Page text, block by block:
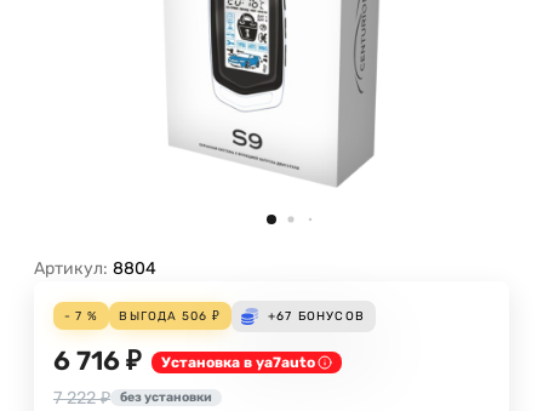
Артикул: 8804
- 7 % ВЫГОДА 506 ₽ +67 БОНУСОВ
6 716 ₽ Установка в ya7auto
7 222 ₽ без установки